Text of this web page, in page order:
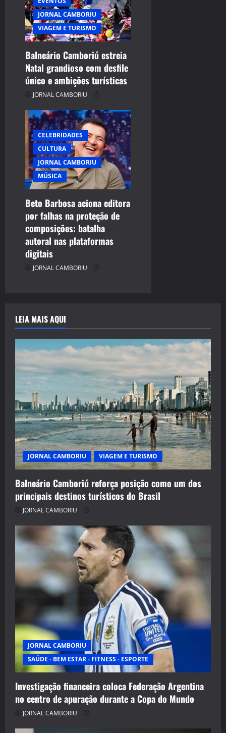
JORNAL CAMBORIU
VIAGEM E TURISMO
Balneário Camboriú estreia
Natal grandioso com desfile
único e ambições turísticas
JORNAL CAMBORIU
CELEBRIDADES
CULTURA
JORNAL CAMBORIU
MÚSICA
Beto Barbosa aciona editora
por falhas na proteção de
composições: batalha
autoral nas plataformas
digitais
JORNAL CAMBORIU
LEIA MAIS AQUI
JORNAL CAMBORIU VIAGEM E TURISMO
Balneário Camboriú reforça posição como um dos
principais destinos turísticos do Brasil
JORNAL CAMBORIU
JORNAL CAMBORIU
SAÚDE - BEM ESTAR - FITNESS - ESPORTE
Investigação financeira coloca Federação Argentina
no centro de apuração durante a Copa do Mundo
JORNAL CAMBORIU